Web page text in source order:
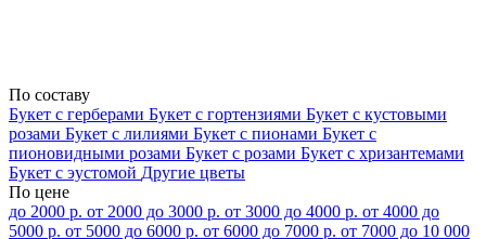
По составу
Букет с герберами Букет с гортензиями Букет с кустовыми
розами Букет с лилиями Букет с пионами Букет с
пионовидными розами Букет с розами Букет с хризантемами
Букет с эустомой Другие цветы
По цене
до 2000 р. от 2000 до 3000 р. от 3000 до 4000 р. от 4000 до
5000 р. от 5000 до 6000 р. от 6000 до 7000 р. от 7000 до 10 000